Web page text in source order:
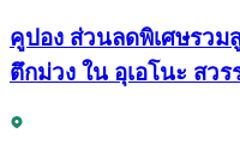
คูปอง ส่วนลดพิเศษรวม
ตึกม่วง ใน อุเอโนะ สว